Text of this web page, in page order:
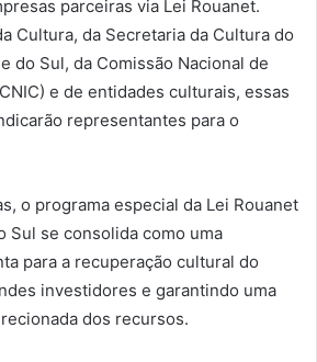
parceiras via Lei Rouanet.
Cultura, da Secretaria da Cultura do
do Sul, da Comissão Nacional de
e de entidades culturais, essas
representantes para o
o programa especial da Lei Rouanet
Sul se consolida como uma
para a recuperação cultural do
investidores e garantindo uma
dos recursos.